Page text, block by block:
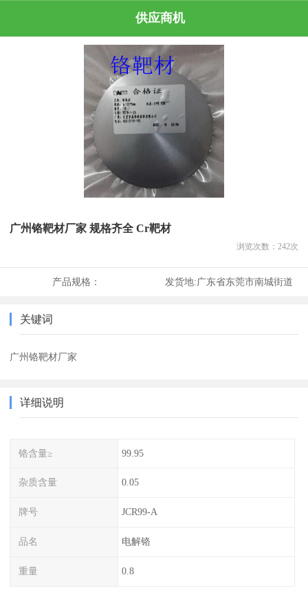
供应商机
广州铬靶材厂家 规格齐全 Cr靶材
浏览次数： 242次
产品规格： 发货地:广东省东莞市南城街道
关键词
广州铬靶材厂家
详细说明
铬含量≥ 99.95
杂质含量 0.05
牌号 JCR99-A
品名 电解铬
重量 0.8